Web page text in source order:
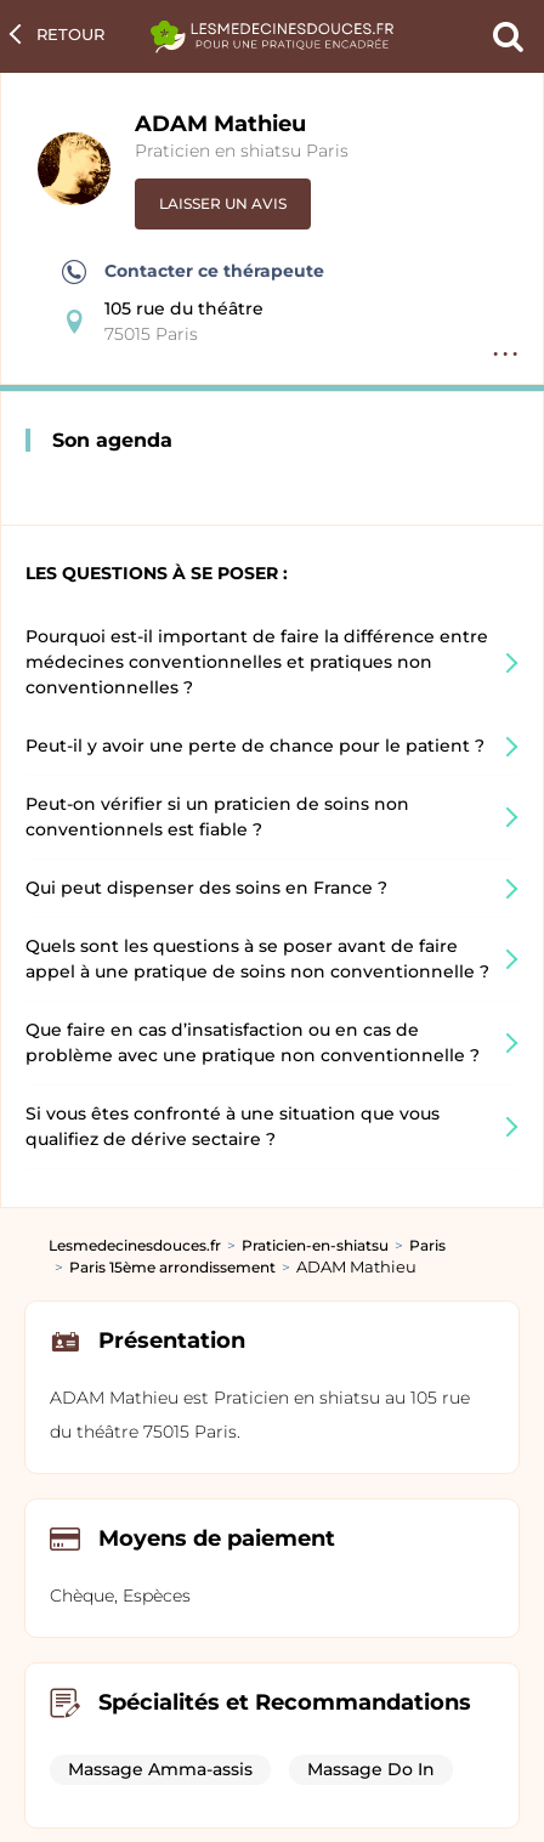
un
RETOUR
fiche
ADAM Mathieu
Praticien en shiatsu Paris
LAISSER UN AVIS
Contacter ce thérapeute
105 rue du théâtre
75015 Paris
Son agenda
LES QUESTIONS À SE POSER :
Pourquoi est-il important de faire la différence entre
médecines conventionnelles et pratiques non
conventionnelles ?
Peut-il y avoir une perte de chance pour le patient ?
Peut-on vérifier si un praticien de soins non
conventionnels est fiable ?
Qui peut dispenser des soins en France ?
Quels sont les questions à se poser avant de faire
appel à une pratique de soins non conventionnelle ?
Que faire en cas d’insatisfaction ou en cas de
problème avec une pratique non conventionnelle ?
Si vous êtes confronté à une situation que vous
qualifiez de dérive sectaire ?
Lesmedecinesdouces.fr Praticien-en-shiatsu
Paris
Paris 15ème arrondissement
ADAM Mathieu
Présentation
ADAM Mathieu est Praticien en shiatsu au 105 rue
du théâtre 75015 Paris.
Moyens de paiement
Chèque, Espèces
Spécialités et Recommandations
Massage Amma-assis Massage Do In